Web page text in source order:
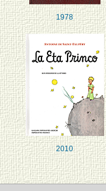
1978
2010